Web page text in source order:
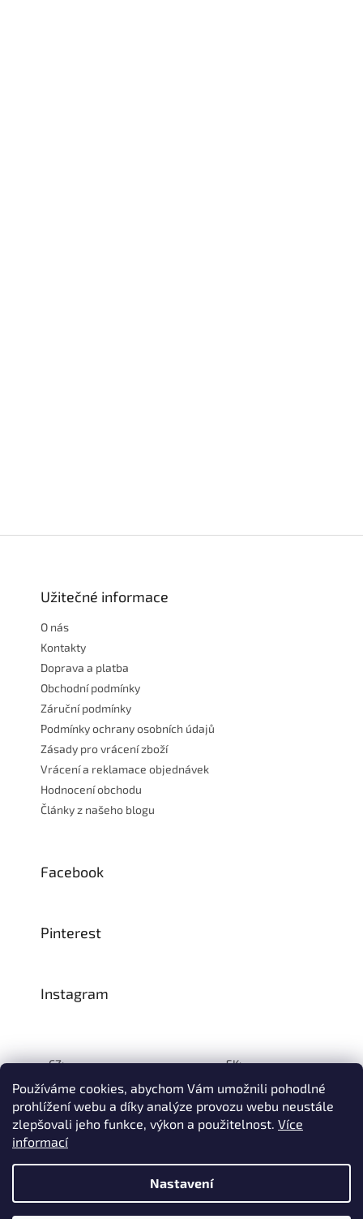
Používáme cookies, abychom Vám umožnili pohodlné
prohlížení webu a díky analýze provozu webu neustále
zlepšovali jeho funkce, výkon a použitelnost. Více
informací
Nastavení
Na přelomu července a srpna může dojít k určitému zpoždění
dodávek zboží do našeho skladu, a tím i k prodloužení termínu
Užitečné informace
O nás
Kontakty
Doprava a platba
Obchodní podmínky
Záruční podmínky
Podmínky ochrany osobních údajů
Zásady pro vrácení zboží
Vrácení a reklamace objednávek
Hodnocení obchodu
Články z našeho blogu
Facebook
Pinterest
Instagram
CZ: SK:
Vytvořil Shoptet
© 1993–2026INTEA SERVICE s.r.o.Všechna práva vyhrazena.